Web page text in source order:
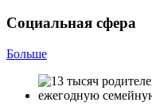
Социальная сфера
Больше